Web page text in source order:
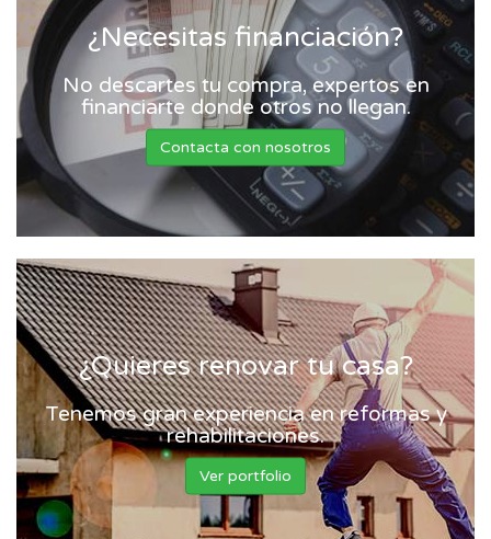
¿Necesitas financiación?
No descartes tu compra, expertos en
financiarte donde otros no llegan.
Contacta con nosotros
¿Quieres renovar tu casa?
Tenemos gran experiencia en reformas y
rehabilitaciones.
Ver portfolio